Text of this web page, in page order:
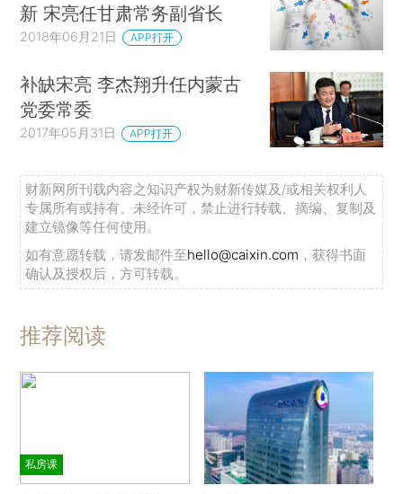
新 宋亮任甘肃常务副省长
2018年06月21日 APP打开
补缺宋亮 李杰翔升任内蒙古
党委常委
2017年05月31日 APP打开
财新网所刊载内容之知识产权为财新传媒及/或相关权利人
专属所有或持有。未经许可，禁止进行转载、摘编、复制及
建立镜像等任何使用。
如有意愿转载，请发邮件至hello@caixin.com ，获得书面
确认及授权后，方可转载。
推荐阅读
私房课